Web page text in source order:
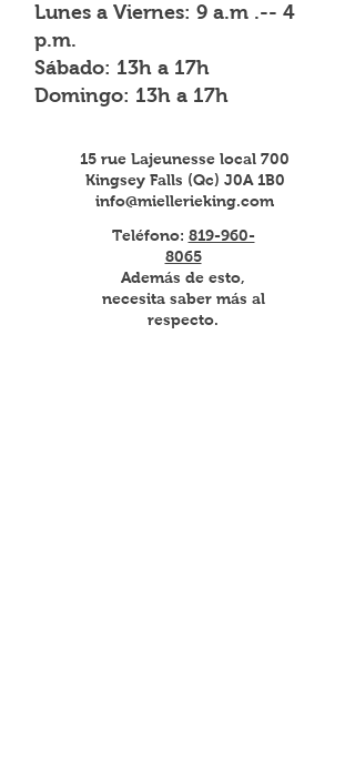
Lunes a Viernes: 9 a.m .-- 4
p.m.
Sábado: 13h a 17h
Domingo: 13h a 17h
15 rue Lajeunesse local 700
Kingsey Falls (Qc) J0A 1B0
info@miellerieking.com
Teléfono: 819-960-
8065
Además de esto,
necesita saber más al
respecto.